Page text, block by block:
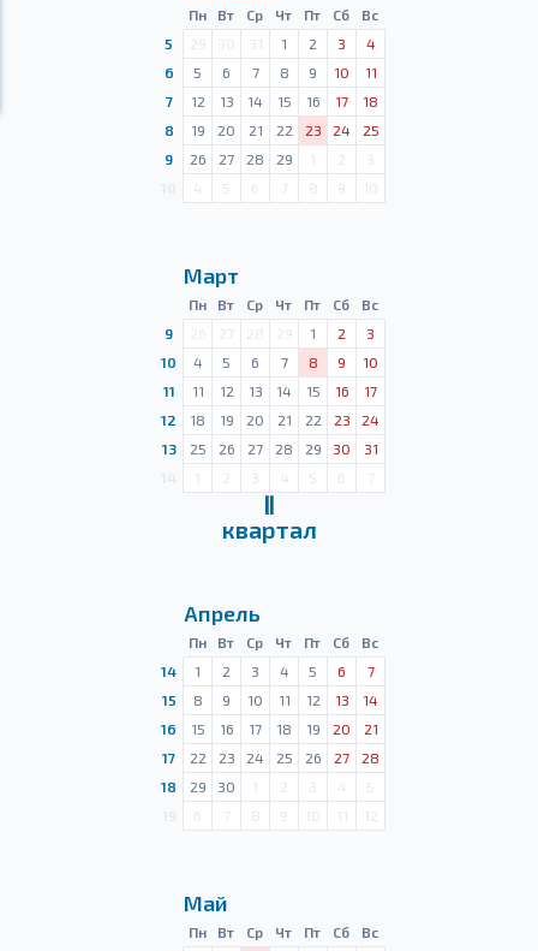
Пн Вт Ср Чт Пт Сб
Вс
5
29 30 31 1 2 3
4
6
5 6 7 8 9 10
11
7
12 13 14 15 16 17
18
8
19 20 21 22 23 24
25
9
26 27 28 29 1 2
3
4 5 6 7 8 9 10
Март
Пн Вт Ср Чт Пт Сб
Вс
9
26 27 28 29 1 2
3
10
4 5 6 7 8 9
10
11
11 12 13 14 15 16
17
12
18 19 20 21 22 23
24
13
25 26 27 28 29 30
31
1 2 3 4 5 6 7
Ⅱ
квартал
Апрель
Пн Вт Ср Чт Пт Сб
Вс
14
1 2 3 4 5 6
7
15
8 9 10 11 12 13
14
16
15 16 17 18 19 20
21
17
22 23 24 25 26 27
28
18
29 30 1 2 3 4
5
6 7 8 9 10 11 12
Май
Пн Вт Ср Чт Пт Сб
Вс